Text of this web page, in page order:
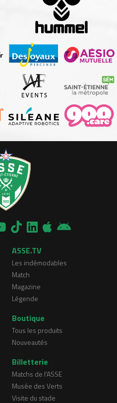
ASSE.TV
Les indémodables
Match
Magazine
Légende
Boutique
Tous les produits
Nouveautés
Billetterie
Matchs de l'ASSE
Musée des Verts
Visite du stade